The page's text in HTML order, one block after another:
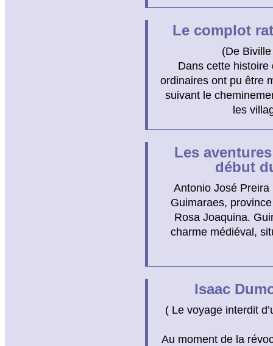
Le complot
(De
Dans cette histoire
ordinaires ont pu être
suivant le
les
Les
début
Antonio José
Guimaraes,
Rosa Joaquina.
charme médiéval,
Isaac
( Le voyage interdit
Au moment de la